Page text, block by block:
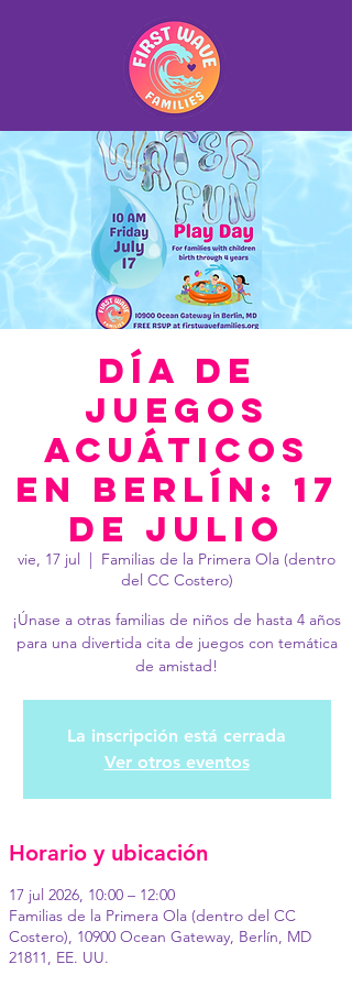
Día de
juegos
acuáticos
en Berlín: 17
de julio
vie, 17 jul
  |
Familias de la Primera Ola (dentro
del CC Costero)
¡Únase a otras familias de niños de hasta 4 años
para una divertida cita de juegos con temática
de amistad!
La inscripción está cerrada
Ver otros eventos
Horario y ubicación
17 jul 2026, 10:00 – 12:00
Familias de la Primera Ola (dentro del CC
Costero), 10900 Ocean Gateway, Berlín, MD
21811, EE. UU.